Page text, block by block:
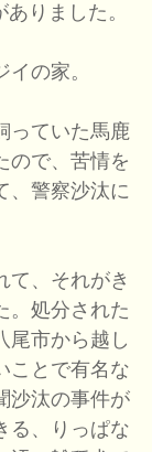
りました。
の家。
っていた馬鹿
ので、苦情を
、警察沙汰に
、それがき
。処分された
尾市から越し
ことで有名な
沙汰の事件が
る、りっぱな